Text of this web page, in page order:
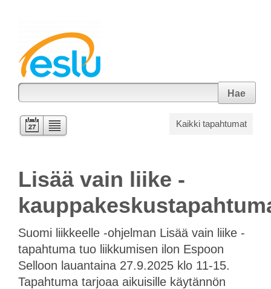
Hae
Kaikki tapahtumat
Lisää vain liike -
Suomi liikkeelle -ohjelman Lisää vain liike -
tapahtuma tuo liikkumisen ilon Espoon
Selloon lauantaina 27.9.2025 klo 11-15.
Tapahtuma tarjoaa aikuisille käytännön